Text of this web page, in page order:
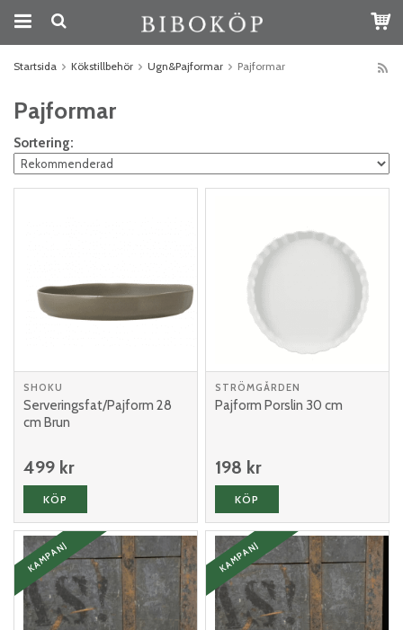
Startsida Kökstillbehör Ugn&Pajformar Pajformar
Pajformar
Sortering:
SHOKU
Serveringsfat/Pajform 28
cm Brun
499 kr
KÖP
STRÖMGÅRDEN
Pajform Porslin 30 cm
198 kr
KÖP
KAMPANJ KAMPANJ